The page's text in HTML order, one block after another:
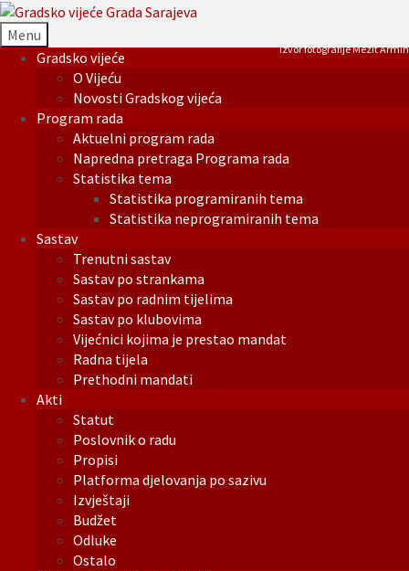
Menu
Gradsko vijeće
O Vijeću
Novosti Gradskog vijeća
Program rada
Aktuelni program rada
Napredna pretraga Programa rada
Statistika tema
Statistika programiranih tema
Statistika neprogramiranih tema
Sastav
Trenutni sastav
Sastav po strankama
Sastav po radnim tijelima
Sastav po klubovima
Vijećnici kojima je prestao mandat
Radna tijela
Prethodni mandati
Akti
Statut
Poslovnik o radu
Propisi
Platforma djelovanja po sazivu
Izvještaji
Budžet
Odluke
Ostalo
Izvor fotografije Mezit Armin